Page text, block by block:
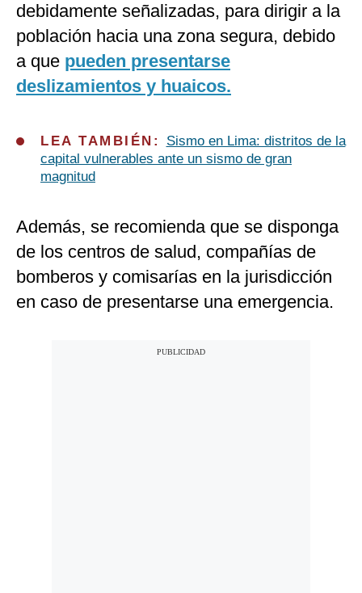
debidamente señalizadas, para dirigir a la
población hacia una zona segura, debido
a que pueden presentarse
deslizamientos y huaicos.
LEA TAMBIÉN: Sismo en Lima: distritos de la
capital vulnerables ante un sismo de gran
magnitud
Además, se recomienda que se disponga
de los centros de salud, compañías de
bomberos y comisarías en la jurisdicción
en caso de presentarse una emergencia.